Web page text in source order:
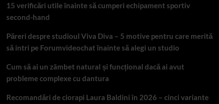
15 verificări utile înainte să cumperi echipament sportiv
second-hand
Păreri despre studioul Viva Diva – 5 motive pentru care merită
să intri pe Forumvideochat înainte să alegi un studio
Cum să ai un zâmbet natural și funcțional dacă ai avut
probleme complexe cu dantura
Recomandări de ciorapi Laura Baldini în 2026 – cinci variante